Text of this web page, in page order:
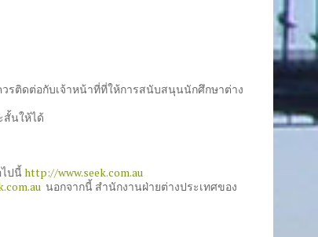
รติดต่อกับเจ้าหน้าที่ที่ให้การสนับสนุนนักศึกษาต่าง
สั้นให้ได้
ปนี้ http://www.seek.com.au
นอกจากนี้ สำนักงานฝ่ายต่างประเทศของ